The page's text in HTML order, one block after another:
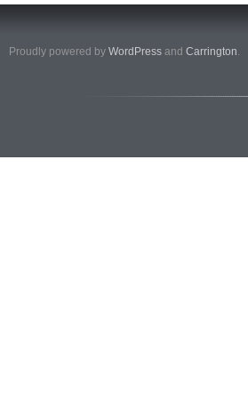
Proudly powered by WordPress and Carrington.